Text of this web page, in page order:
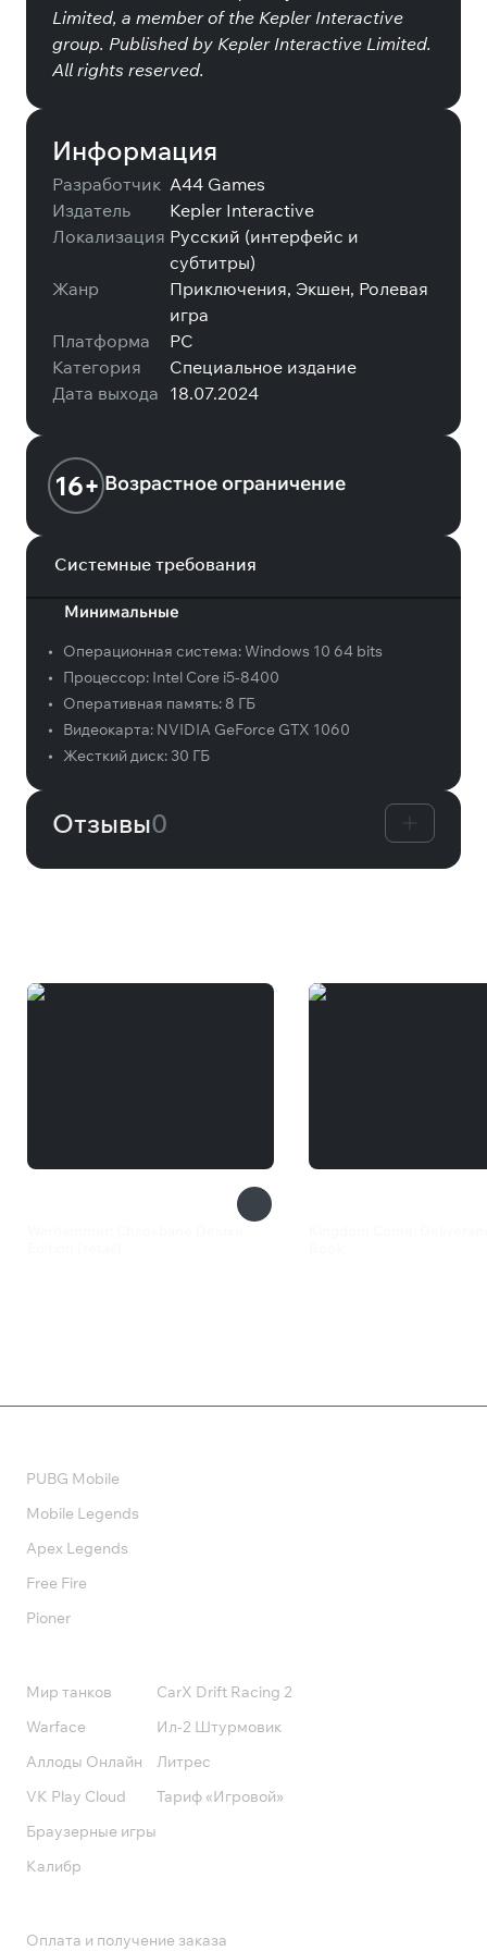
Limited, a member of the Kepler Interactive
group. Published by Kepler Interactive Limited.
All rights reserved.
Информация
Разработчик A44 Games
Издатель
Kepler Interactive
Локализация Русский (интерфейс и
субтитры)
Жанр
Приключения, Экшен, Ролевая
игра
Платформа
PC
Категория
Специальное издание
Дата выхода 18.07.2024
16+ Возрастное ограничение
Системные требования
Минимальные
• Операционная система:Windows 10 64 bits
•
Процессор: Intel Core i5-8400
•
Оперативная память: 8 ГБ
•
Видеокарта: NVIDIA GeForce GTX 1060
•
Жесткий диск: 30 ГБ
Отзывы0
PUBG Mobile
Mobile Legends
Apex Legends
Free Fire
Pioner
Мир танков
Warface
Аллоды Онлайн
VK Play Cloud
Браузерные игры
Калибр
CarX Drift Racing 2
Ил-2 Штурмовик
Литрес
Тариф «Игровой»
Оплата и получение заказа